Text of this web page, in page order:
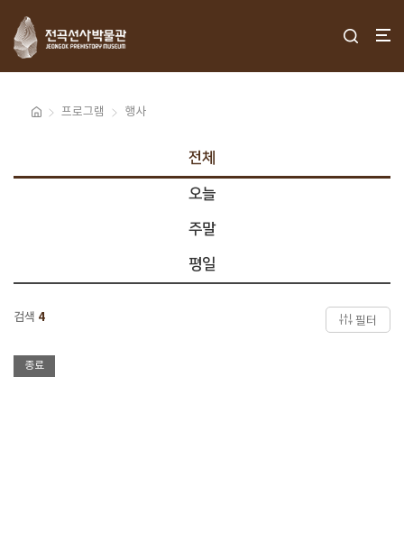
프로그램 행사
전체
오늘
주말
평일
검색 4 필터
종료